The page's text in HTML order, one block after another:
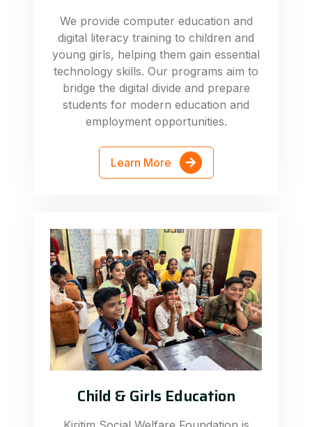
We provide computer education and
digital literacy training to children and
young girls, helping them gain essential
technology skills. Our programs aim to
bridge the digital divide and prepare
students for modern education and
employment opportunities.
Learn More
Child & Girls Education